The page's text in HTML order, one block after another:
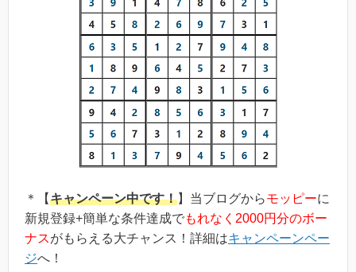
＊【キャンペーン中です！】当ブログからモッピーに
新規登録+簡単な条件達成でもれなく2000円分のボー
ナスがもらえる大チャンス！詳細はキャンペーンペー
ジへ！